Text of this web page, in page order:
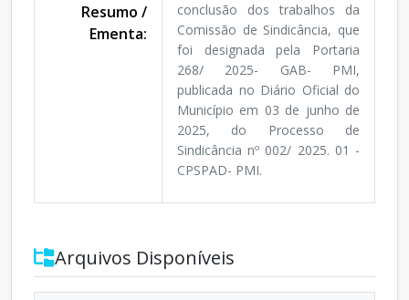
Resumo /
Ementa:
conclusão dos trabalhos da
Comissão de Sindicância, que
foi designada pela Portaria
268/ 2025- GAB- PMI,
publicada no Diário Oficial do
Município em 03 de junho de
2025, do Processo de
Sindicância nº 002/ 2025. 01 -
CPSPAD- PMI.
Arquivos Disponíveis